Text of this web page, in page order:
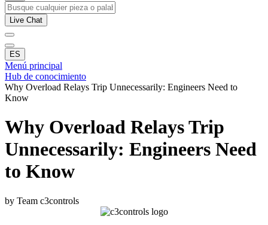
Live Chat
ES
Menú principal
Hub de conocimiento
Why Overload Relays Trip Unnecessarily: Engineers Need to
Know
Why Overload Relays Trip
Unnecessarily: Engineers Need
to Know
by Team c3controls